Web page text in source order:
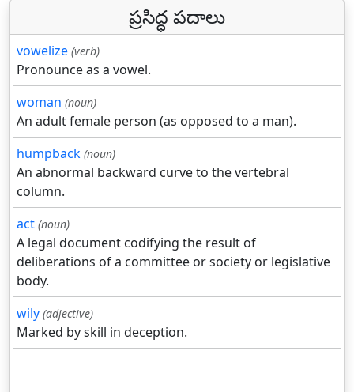
ప్రసిద్ధ పదాలు
vowelize (verb)
Pronounce as a vowel.
woman (noun)
An adult female person (as opposed to a man).
humpback (noun)
An abnormal backward curve to the vertebral
column.
act (noun)
A legal document codifying the result of
deliberations of a committee or society or legislative
body.
wily (adjective)
Marked by skill in deception.